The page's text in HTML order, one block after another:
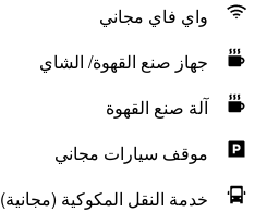
واي فاي مجاني
جهاز صنع القهوة/ الشاي
آلة صنع القهوة
موقف سيارات مجاني
خدمة النقل المكوكية (مجانية)